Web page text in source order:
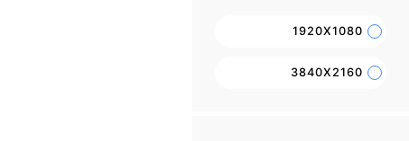
1920X1080
3840X2160